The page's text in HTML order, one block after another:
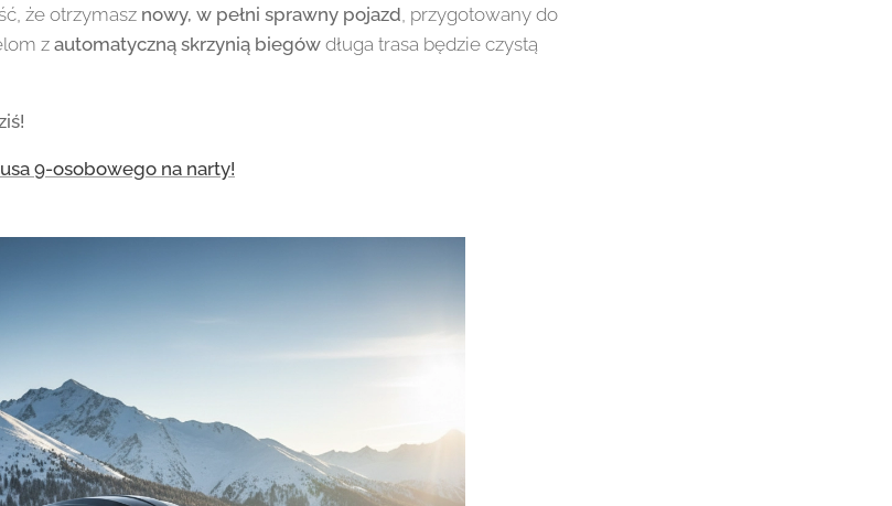
że otrzymasz nowy, w pełni sprawny pojazd, przygotowany do
zautomatyczną skrzynią biegów długa trasa będzie czystą
9-osobowego na narty!